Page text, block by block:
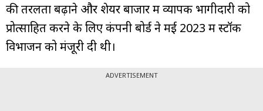
की तरलता बढ़ाने और शेयर बाजार में व्यापक भागीदारी को
प्रोत्साहित करने के लिए कंपनी बोर्ड ने मई 2023 में स्टॉक
विभाजन को मंजूरी दी थी।
ADVERTISEMENT